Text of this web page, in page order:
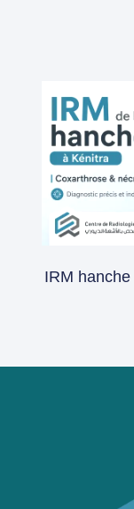
IRM